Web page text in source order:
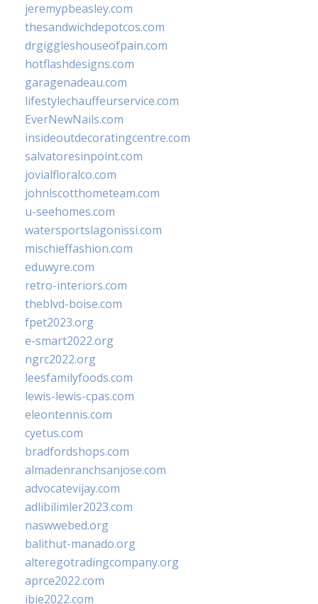
jeremypbeasley.com
thesandwichdepotcos.com
drgiggleshouseofpain.com
hotflashdesigns.com
garagenadeau.com
lifestylechauffeurservice.com
EverNewNails.com
insideoutdecoratingcentre.com
salvatoresinpoint.com
jovialfloralco.com
johnlscotthometeam.com
u-seehomes.com
watersportslagonissi.com
mischieffashion.com
eduwyre.com
retro-interiors.com
theblvd-boise.com
fpet2023.org
e-smart2022.org
ngrc2022.org
leesfamilyfoods.com
lewis-lewis-cpas.com
eleontennis.com
cyetus.com
bradfordshops.com
almadenranchsanjose.com
advocatevijay.com
adlibilimler2023.com
naswwebed.org
balithut-manado.org
alteregotradingcompany.org
aprce2022.com
ibie2022.com